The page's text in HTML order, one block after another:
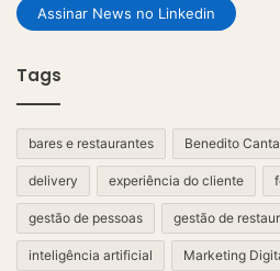
Assinar News no Linkedin
Tags
bares e restaurantes Benedito
delivery experiência do cliente
gestão de pessoas gestão de
inteligência artificial Marketing